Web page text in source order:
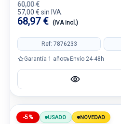
60,00 €
57,00 € sin IVA.
68,97 € (IVA incl.)
Ref: 7876233
Garantía 1 año Envío 24-48h
-5% USADO NOVEDAD